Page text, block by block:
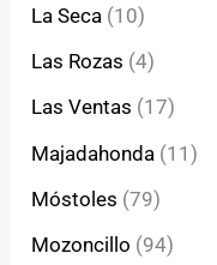
La Seca (10)
Las Rozas (4)
Las Ventas (17)
Majadahonda (11)
Móstoles (79)
Mozoncillo (94)